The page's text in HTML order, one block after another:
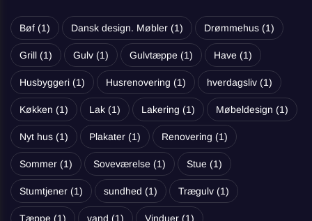
Bøf (1) Dansk design. Møbler (1) Drømmehus (1)
Grill (1) Gulv (1) Gulvtæppe (1) Have (1)
Husbyggeri (1) Husrenovering (1) hverdagsliv (1)
Køkken (1) Lak (1) Lakering (1) Møbeldesign (1)
Nyt hus (1) Plakater (1) Renovering (1)
Sommer (1) Soveværelse (1) Stue (1)
Stumtjener (1) sundhed (1) Trægulv (1)
Tæppe (1) vand (1) Vinduer (1)